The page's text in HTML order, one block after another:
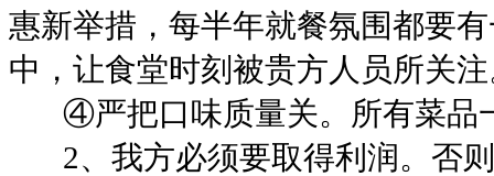
惠新举措，每半年就餐氛围都要
中，让食堂时刻被贵方人员所关
④严把口味质量关。所有菜品
2、我方必须要取得利润。否